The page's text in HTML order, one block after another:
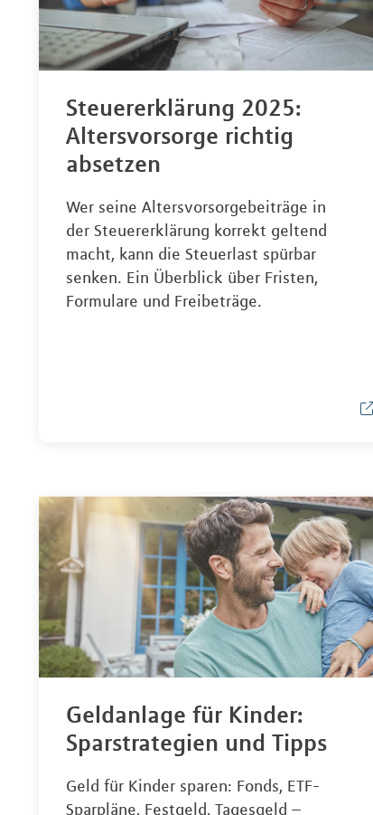
Steuererklärung 2025:
Altersvorsorge richtig
absetzen
Wer seine Altersvorsorgebeiträge in
der Steuererklärung korrekt geltend
macht, kann die Steuerlast spürbar
senken. Ein Überblick über Fristen,
Formulare und Freibeträge.
Geldanlage für Kinder:
Sparstrategien und Tipps
Geld für Kinder sparen: Fonds, ETF-
Sparpläne, Festgeld, Tagesgeld –